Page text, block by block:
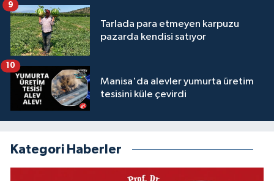
Tarlada para etmeyen karpuzu
pazarda kendisi satıyor
9
Manisa'da alevler yumurta üretim
tesisini küle çevirdi
10
Kategori Haberler